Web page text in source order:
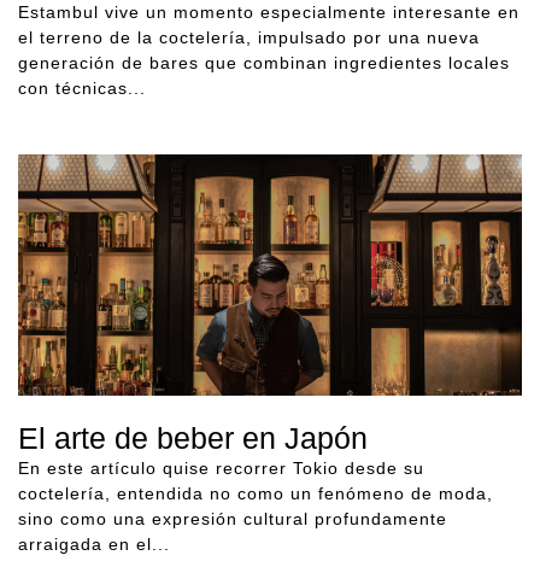
Estambul vive un momento especialmente interesante en
el terreno de la coctelería, impulsado por una nueva
generación de bares que combinan ingredientes locales
con técnicas...
El arte de beber en Japón
En este artículo quise recorrer Tokio desde su
coctelería, entendida no como un fenómeno de moda,
sino como una expresión cultural profundamente
arraigada en el...